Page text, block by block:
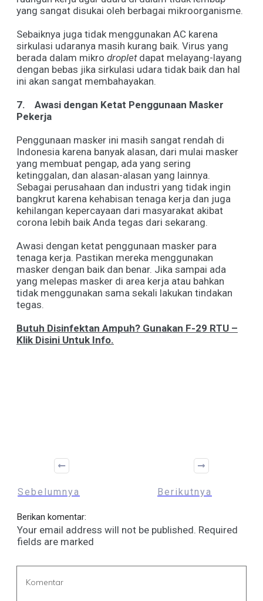
yang sangat disukai oleh berbagai mikroorganisme.
Sebaiknya juga tidak menggunakan AC karena
sirkulasi udaranya masih kurang baik. Virus yang
berada dalam mikro droplet dapat melayang-layang
dengan bebas jika sirkulasi udara tidak baik dan hal
ini akan sangat membahayakan.
7.
Awasi dengan Ketat Penggunaan Masker
Pekerja
Penggunaan masker ini masih sangat rendah di
Indonesia karena banyak alasan, dari mulai masker
yang membuat pengap, ada yang sering
ketinggalan, dan alasan-alasan yang lainnya.
Sebagai perusahaan dan industri yang tidak ingin
bangkrut karena kehabisan tenaga kerja dan juga
kehilangan kepercayaan dari masyarakat akibat
corona lebih baik Anda tegas dari sekarang.
Awasi dengan ketat penggunaan masker para
tenaga kerja. Pastikan mereka menggunakan
masker dengan baik dan benar. Jika sampai ada
yang melepas masker di area kerja atau bahkan
tidak menggunakan sama sekali lakukan tindakan
tegas.
Butuh Disinfektan Ampuh? Gunakan F-29 RTU –
Klik Disini Untuk Info.
Sebelumnya Berikutnya
Berikan komentar:
Your email address will not be published. Required
fields are marked